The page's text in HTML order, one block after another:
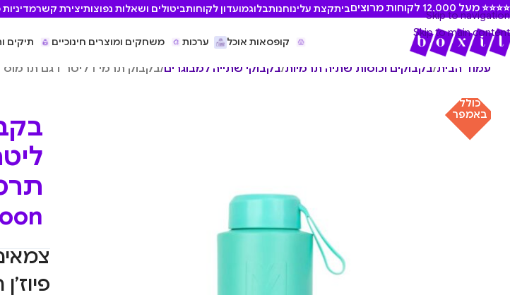
Skip to navigation
Skip to main content
מעל 12,000 לקוחות מרוצים ביתקצת עלינוחנותבלוגמועדון לקוחותביטולים ושאלות נפוצותיצירת קשר
קופסאות אוכל ערכות משחקים ומוצרים חינוכיים תיקים
עמוד הבית/בקבוקים וכוסות שתיה תרמיות/בקבוקי שתייה למבוגרים/בקבוק תרמי 1 ליטר דגם תרמוס FLASK – Lagoon
כולל
באמפר